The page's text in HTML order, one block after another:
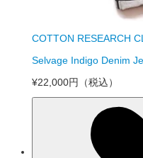
COTTON RESEARCH
Selvage Indigo Denim
¥22,000円
（税込）